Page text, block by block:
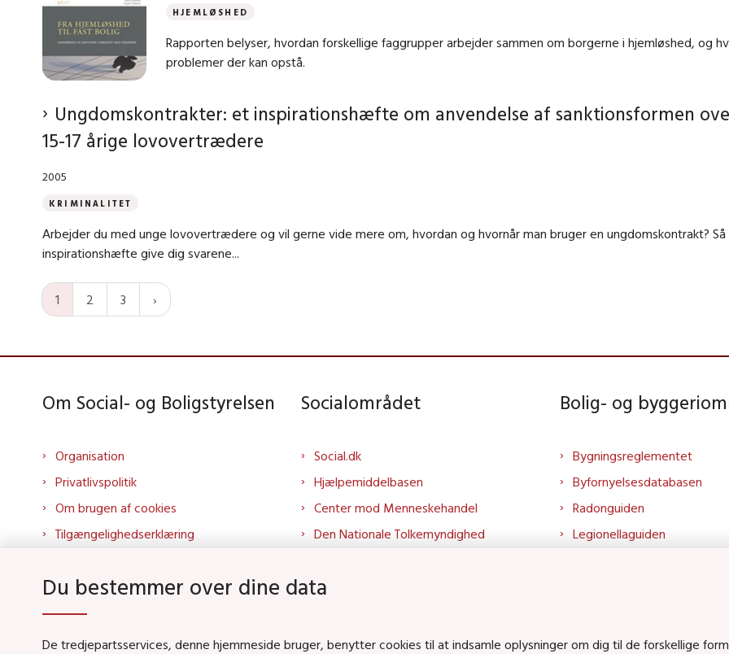
HJEMLØSHED
Rapporten belyser, hvordan forskellige faggrupper arbejder sammen om borgerne i hjemløshed, og
problemer der kan opstå.
Ungdomskontrakter: et inspirationshæfte om anvendelse af sanktionsformen
15-17 årige lovovertrædere
2005
KRIMINALITET
Arbejder du med unge lovovertrædere og vil gerne vide mere om, hvordan og hvornår man bruger en ungdomskontrakt?
inspirationshæfte give dig svarene...
1 2 3
Om Social- og Boligstyrelsen
Organisation
Privatlivspolitik
Om brugen af cookies
Tilgængelighedserklæring
Kontakt os
Whistleblowerordning
About us
Socialområdet
Social.dk
Hjælpemiddelbasen
Center mod Menneskehandel
Den Nationale Tolkemyndighed
Tolkeportalen
Socialområdet på YouTube
Bolig- og
Bygningsreglementet
Byfornyelsesdatabasen
Radonguiden
Legionellaguiden
Bolig og byggeri på
Du bestemmer over dine data
De tredjepartsservices, denne hjemmeside bruger, benytter cookies til at indsamle oplysninger om dig til de forskellige